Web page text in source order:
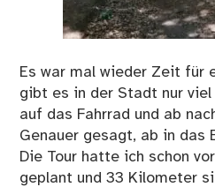
Es war mal wieder Zeit für
gibt es in der Stadt nur
auf das Fahrrad und ab
Genauer gesagt, ab in das
Die Tour hatte ich schon
geplant und 33 Kilometer